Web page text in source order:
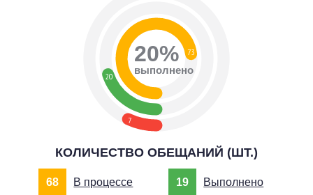
7
20
73
20%
выполнено
КОЛИЧЕСТВО ОБЕЩАНИЙ (ШТ.)
68 В процессе 19 Выполнено